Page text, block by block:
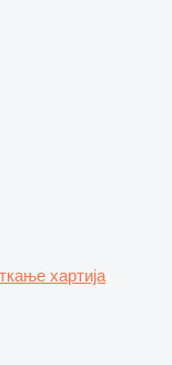
хартија